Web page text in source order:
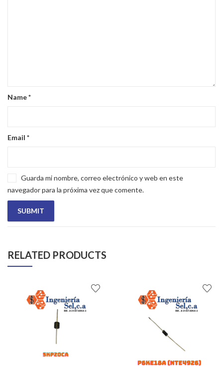
Name*
Email *
Guarda mi nombre, correo electrónico y web en este
navegador para la próxima vez que comente.
RELATED PRODUCTS